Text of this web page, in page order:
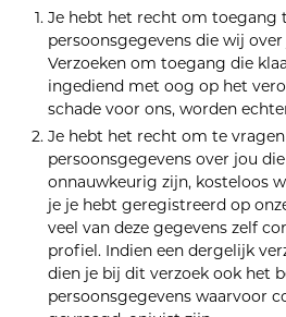
Je hebt het recht om toegang
persoonsgegevens die wij
Verzoeken om toegang die
ingediend met oog op het
schade voor ons, worden
Je hebt het recht om te
persoonsgegevens over jou
onnauwkeurig zijn, kosteloos
je je hebt geregistreerd op
veel van deze gegevens zelf
profiel. Indien een dergelijk
dien je bij dit verzoek ook het
persoonsgegevens waarvoor